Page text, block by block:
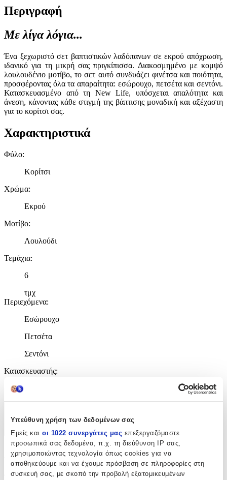
Υπεύθυνη χρήση των δεδομένων σας
Εμείς και οι 1022 συνεργάτες μας επεξεργαζόμαστε
προσωπικά σας δεδομένα, π.χ. τη διεύθυνση IP σας,
χρησιμοποιώντας τεχνολογία όπως cookies για να
αποθηκεύουμε και να έχουμε πρόσβαση σε πληροφορίες στη
συσκευή σας, με σκοπό την προβολή εξατομικευμένων
Περιγραφή
Με λίγα λόγια...
Ένα ξεχωριστό σετ βαπτιστικών λαδόπανων σε εκρού απόχρωση,
ιδανικό για τη μικρή σας πριγκίπισσα. Διακοσμημένο με κομψό
λουλουδένιο μοτίβο, το σετ αυτό συνδυάζει φινέτσα και ποιότητα,
προσφέροντας όλα τα απαραίτητα: εσώρουχο, πετσέτα και σεντόνι.
Κατασκευασμένο από τη New Life, υπόσχεται απαλότητα και
άνεση, κάνοντας κάθε στιγμή της βάπτισης μοναδική και αξέχαστη
για το κορίτσι σας.
Χαρακτηριστικά
Φύλο:
Κορίτσι
Χρώμα:
Εκρού
Μοτίβο:
Λουλούδι
Τεμάχια:
6
τμχ
Περιεχόμενα:
Εσώρουχο
Πετσέτα
Σεντόνι
Κατασκευαστής:
Χαρακτηριστικά
+
Χαρακτηριστικά
Φύλο: